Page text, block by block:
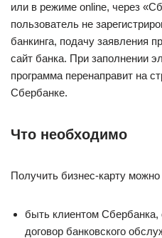
или в режиме online, через
пользователь не
банкинга, подачу заявления
сайт банка. При заполнении
программа перенаправит на
Сбербанке.
Что необходимо
Получить бизнес-карту можно
быть клиентом Сбербанка,
договор банковского